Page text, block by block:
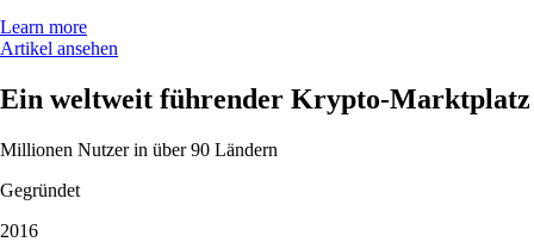
Learn more
Artikel ansehen
Ein weltweit führender Krypto-Marktplatz
Millionen Nutzer in über 90 Ländern
Gegründet
2016